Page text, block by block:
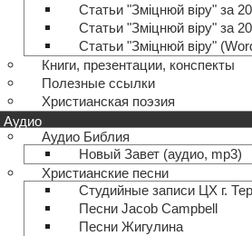
Статьи "Зміцнюй віру" за
Статьи "Зміцнюй віру" за
Статьи "Зміцнюй віру"
Книги, презентации, конспекты
Полезные ccылки
Христианская поэзия
Аудио
Аудио Библия
Новый Завет (аудио, mp3)
Христианские песни
Студийные записи ЦХ г.
Песни Jacob Campbell
Песни Жигулина